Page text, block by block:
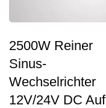
2500W Reiner
Sinus-
Wechselrichter
12V/24V DC Auf